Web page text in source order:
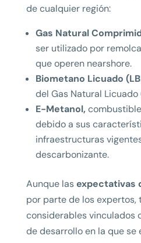
de cualquier región:
Gas Natural
ser utilizado por
que operen nearshore.
Biometano Licuado
del Gas Natural Licuado
E-Metanol,
debido a sus
infraestructuras
descarbonizante.
Aunque lasexpectativas
por parte de los expertos,
considerables vinculados
de desarrollo en la que se